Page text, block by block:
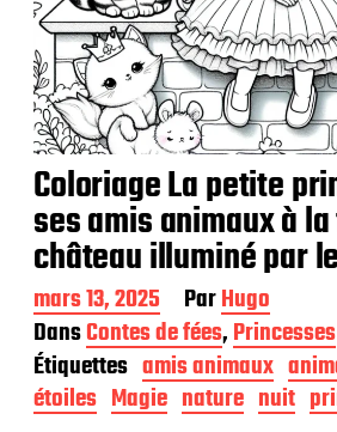
Coloriage La petite
ses amis animaux à
château illuminé par
D
a
t
e
d
e
mars 13, 2025 ParHugo
DansContes de fées,Princesses
Étiquettes amis animaux
étoiles Magie nature nuit